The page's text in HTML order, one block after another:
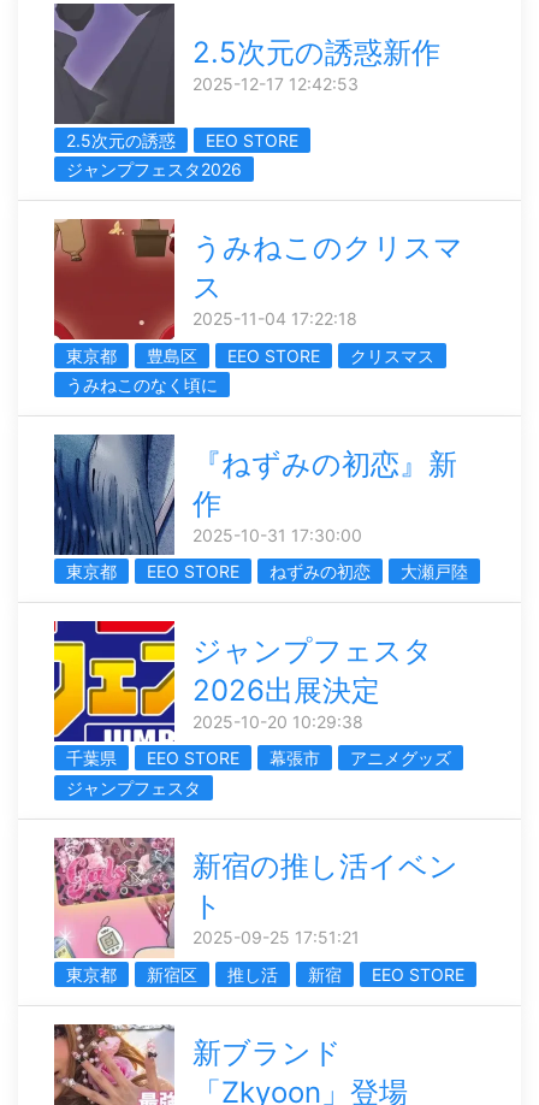
2.5次元の誘惑新作
2025-12-17 12:42:53
2.5次元の誘惑
EEO STORE
ジャンプフェスタ2026
うみねこのクリスマ
ス
2025-11-04 17:22:18
東京都
豊島区 EEO STORE
クリスマス
うみねこのなく頃に
『ねずみの初恋』新
作
2025-10-31 17:30:00
東京都
EEO STORE ねずみの初恋 大瀬戸陸
ジャンプフェスタ
2026出展決定
2025-10-20 10:29:38
千葉県
EEO STORE 幕張市
アニメグッズ
ジャンプフェスタ
新宿の推し活イベン
ト
2025-09-25 17:51:21
東京都
新宿区 推し活 新宿 EEO STORE
新ブランド
「Zkyoon」登場